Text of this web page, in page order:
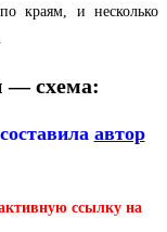
краям, и несколько
— схема:
автор
ссылку на